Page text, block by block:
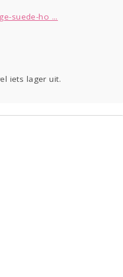
suede-ho ...
iets lager uit.